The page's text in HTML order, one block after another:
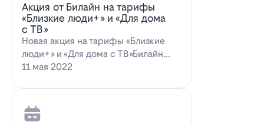
Акция от Билайн на тарифы
«Близкие люди+» и «Для дома
с ТВ»
Новая акция на тарифы «Близкие
люди+» и «Для дома с ТВ»Билайн
предлагает выг…
11 мая 2022